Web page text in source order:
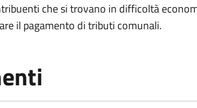
che si trovano in difficoltà
il pagamento di tributi comunali.